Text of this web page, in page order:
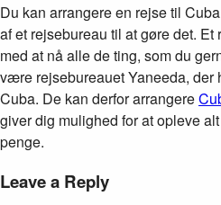
Du kan arrangere en rejse til
af et rejsebureau til at gøre det.
med at nå alle de ting, som du
være rejsebureauet Yaneeda, der
Cuba. De kan derfor arrangere
giver dig mulighed for at opleve
penge.
Leave a Reply